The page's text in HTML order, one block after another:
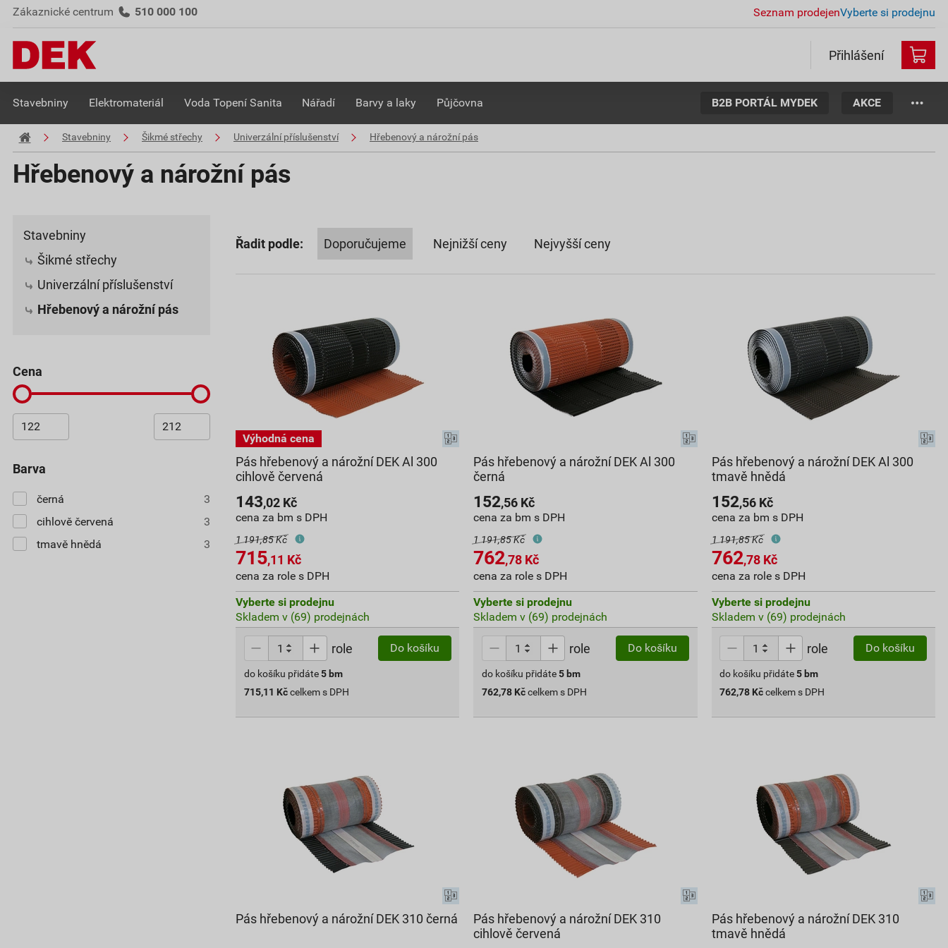
Zákaznické centrum 510 000 100 Seznam prodejenVyberte si prodejnu
Přihlášení
Stavebniny Elektromateriál Voda Topení Sanita Nářadí Barvy a laky Půjčovna B2B PORTÁL MYDEK AKCE
Stavebniny Šikmé střechy Univerzální příslušenství Hřebenový a nárožní pás
Hřebenový a nárožní pás
Stavebniny
Šikmé střechy
Univerzální příslušenství
Hřebenový a nárožní pás
barva
černá
3
cihlově červená
3
tmavě hnědá
3
cena
Řadit podle: Doporučujeme Nejnižší ceny Nejvyšší ceny
Pás hřebenový a nárožní DEK Al 300
cihlově červená
143,02 Kč
cena za bm s DPH
1 191,85 Kč
715,11 Kč
cena za role s DPH
Vyberte si prodejnu
Skladem v (69) prodejnách
role Do košíku
do košíku přidáte 5 bm
715,11 Kč celkem s DPH
Pás hřebenový a nárožní DEK Al 300
černá
152,56 Kč
cena za bm s DPH
1 191,85 Kč
762,78 Kč
cena za role s DPH
Vyberte si prodejnu
Skladem v (69) prodejnách
role Do košíku
do košíku přidáte5 bm
762,78 Kčcelkem s DPH
Pás hřebenový a nárožní DEK Al 300
tmavě hnědá
152,56Kč
cena za bm s DPH
1 191,85 Kč
762,78Kč
cena za role s DPH
Vyberte si prodejnu
Skladem v (69) prodejnách
role Do košíku
do košíku přidáte 5 bm
762,78 Kč celkem s DPH
Pás hřebenový a nárožní DEK 310 černá
Pás hřebenový a nárožní DEK 310
cihlově červená
Pás hřebenový a nárožní DEK 310
tmavě hnědá